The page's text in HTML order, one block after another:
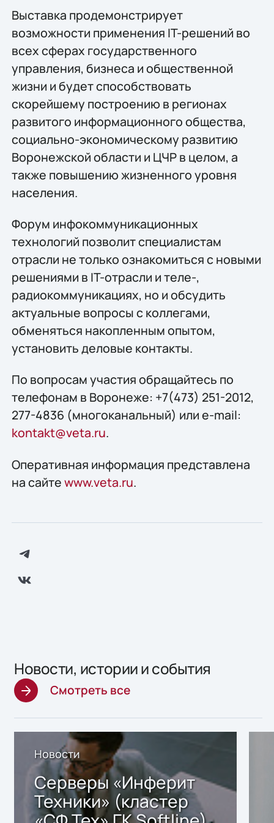
Выставка продемонстрирует
возможности применения IT-решений во
всех сферах государственного
управления, бизнеса и общественной
жизни и будет способствовать
скорейшему построению в регионах
развитого информационного общества,
социально-экономическому развитию
Воронежской области и ЦЧР в целом, а
также повышению жизненного уровня
населения.
Форум инфокоммуникационных
технологий позволит специалистам
отрасли не только ознакомиться с новыми
решениями в IT-отрасли и теле-,
радиокоммуникациях, но и обсудить
актуальные вопросы с коллегами,
обменяться накопленным опытом,
установить деловые контакты.
По вопросам участия обращайтесь по
телефонам в Воронеже: +7(473) 251-2012,
277-4836 (многоканальный) или e-mail:
kontakt@veta.ru.
Оперативная информация представлена
на сайтеwww.veta.ru.
Новости, истории и события
Смотреть все
Новости
Серверы «Инферит
Техники» (кластер